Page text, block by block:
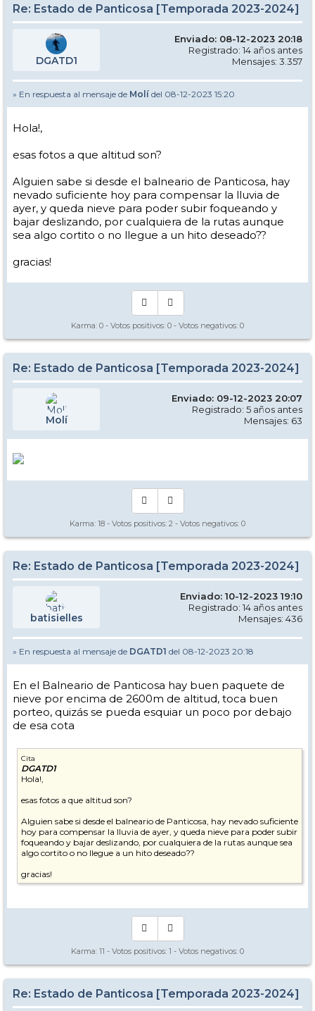
Re: Estado de Panticosa [Temporada 2023-2024]
DGATD1
Enviado: 08-12-2023 20:18
Registrado: 14 años antes
Mensajes: 3.357
» En respuesta al mensaje de Molí del 08-12-2023 15:20
Hola!,
esas fotos a que altitud son?
Alguien sabe si desde el balneario de Panticosa, hay
nevado suficiente hoy para compensar la lluvia de
ayer, y queda nieve para poder subir foqueando y
bajar deslizando, por cualquiera de la rutas aunque
sea algo cortito o no llegue a un hito deseado??
gracias!
Karma: 0 - Votos positivos: 0 - Votos negativos: 0
Re: Estado de Panticosa [Temporada 2023-2024]
Molí
Enviado: 09-12-2023 20:07
Registrado: 5 años antes
Mensajes: 63
Karma: 18 - Votos positivos: 2 - Votos negativos: 0
Re: Estado de Panticosa [Temporada 2023-2024]
batisielles
Enviado: 10-12-2023 19:10
Registrado: 14 años antes
Mensajes: 436
» En respuesta al mensaje de DGATD1 del 08-12-2023 20:18
En el Balneario de Panticosa hay buen paquete de
nieve por encima de 2600m de altitud, toca buen
porteo, quizás se pueda esquiar un poco por debajo
de esa cota
Cita
DGATD1
Hola!,
esas fotos a que altitud son?
Alguien sabe si desde el balneario de Panticosa, hay nevado suficiente
hoy para compensar la lluvia de ayer, y queda nieve para poder subir
foqueando y bajar deslizando, por cualquiera de la rutas aunque sea
algo cortito o no llegue a un hito deseado??
gracias!
Karma: 11 - Votos positivos: 1 - Votos negativos: 0
Re: Estado de Panticosa [Temporada 2023-2024]